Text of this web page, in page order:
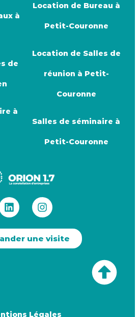
à
de
à
Location de Bureau à
Petit-Couronne
Location de Salles de
réunion à Petit-
Couronne
Salles de séminaire à
Petit-Couronne
une visite
Légales